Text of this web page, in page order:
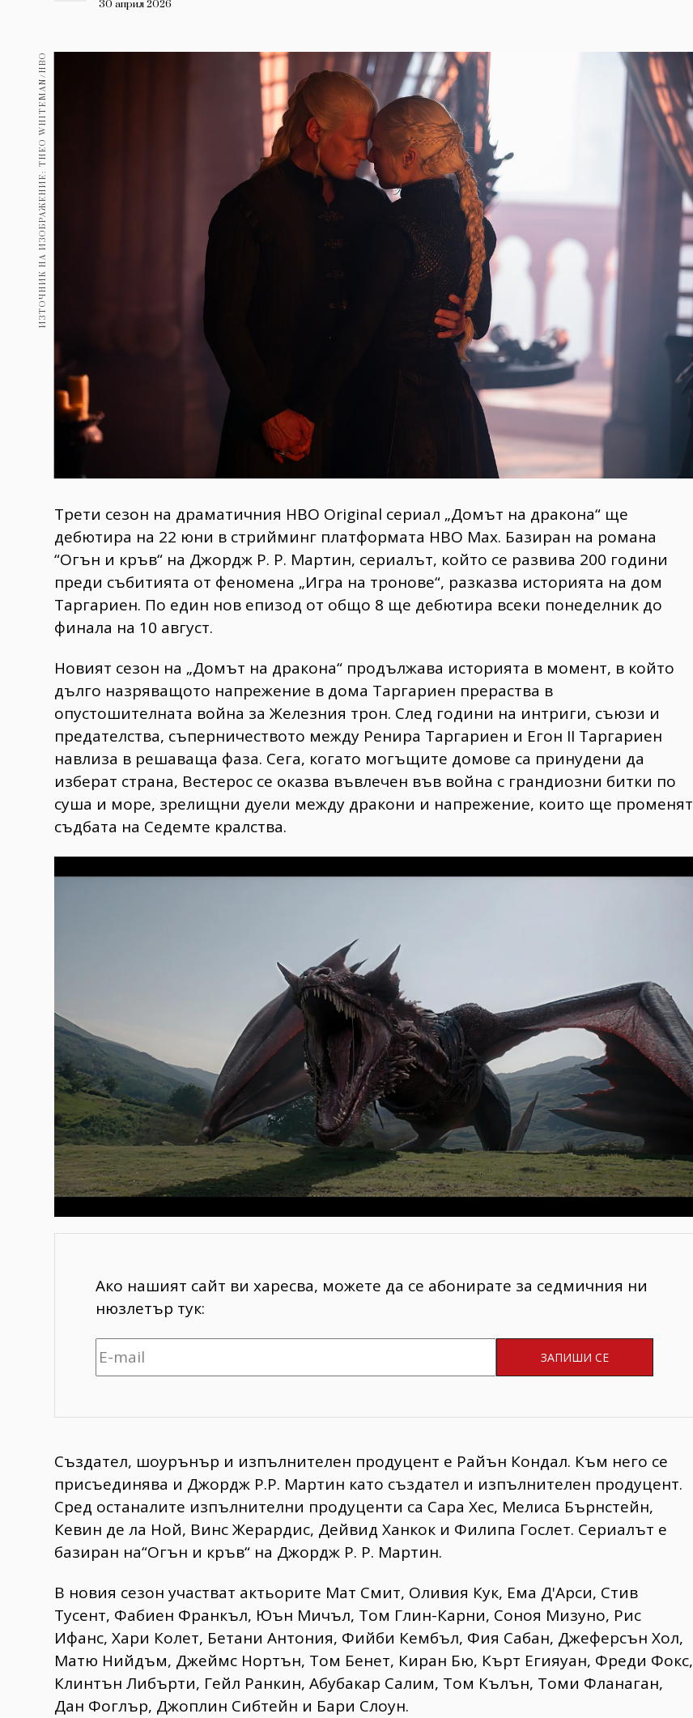
Здраве
Gentlemen
Wellness
ПОСЛЕДВАЙТЕ
НИ
30 април 2026
ИЗТОЧНИК НА ИЗОБРАЖЕНИЕ: THEO WHITEMAN/HBO
Трети сезон на драматичния HBO Original сериал „Домът на дракона“ ще
дебютира на 22 юни в стрийминг платформата HBO Max. Базиран на романа
“Огън и кръв“ на Джордж Р. Р. Мартин, сериалът, който се развива 200 години
преди събитията от феномена „Игра на тронове“, разказва историята на дом
Таргариен. По един нов епизод от общо 8 ще дебютира всеки понеделник до
финала на 10 август.
Новият сезон на „Домът на дракона“ продължава историята в момент, в който
дълго назряващото напрежение в дома Таргариен прераства в
опустошителната война за Железния трон. След години на интриги, съюзи и
предателства, съперничеството между Ренира Таргариен и Егон II Таргариен
навлиза в решаваща фаза. Сега, когато могъщите домове са принудени да
изберат страна, Вестерос се оказва въвлечен във война с грандиозни битки по
суша и море, зрелищни дуели между дракони и напрежение, които ще променят
съдбата на Седемте кралства.
Ако нашият сайт ви харесва, можете да се абонирате за седмичния ни
нюзлетър тук:
Създател, шоурънър и изпълнителен продуцент е Райън Кондал. Към него се
присъединява и Джордж Р.Р. Мартин като създател и изпълнителен продуцент.
Сред останалите изпълнителни продуценти са Сара Хес, Мелиса Бърнстейн,
Кевин де ла Ной, Винс Жерардис, Дейвид Ханкок и Филипа Гослет. Сериалът е
базиран на“Огън и кръв“ на Джордж Р. Р. Мартин.
В новия сезон участват актьорите Мат Смит, Оливия Кук, Ема Д'Арси, Стив
Тусент, Фабиен Франкъл, Юън Мичъл, Том Глин-Карни, Соноя Мизуно, Рис
Ифанс, Хари Колет, Бетани Антония, Фийби Кембъл, Фия Сабан, Джеферсън Хол,
Матю Нийдъм, Джеймс Нортън, Том Бенет, Киран Бю, Кърт Егияуан, Фреди Фокс,
Клинтън Либърти, Гейл Ранкин, Абубакар Салим, Том Кълън, Томи Фланаган,
Дан Фоглър, Джоплин Сибтейн и Бари Слоун.